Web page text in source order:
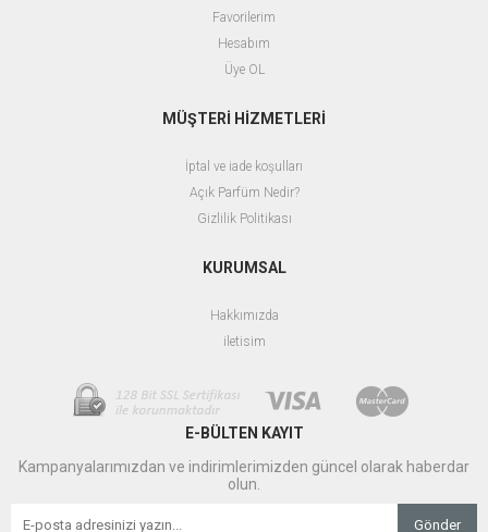
Favorilerim
Hesabım
Üye OL
MÜŞTERİ HİZMETLERİ
İptal ve iade koşulları
Açık Parfüm Nedir?
Gizlilik Politikası
KURUMSAL
Hakkımızda
iletisim
E-BÜLTEN KAYIT
Kampanyalarımızdan ve indirimlerimizden güncel olarak haberdar
olun.
Gönder